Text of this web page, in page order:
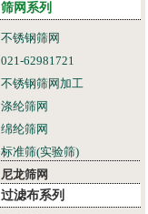
筛网系列
不锈钢筛网
021-62981721
不锈钢筛网加工
涤纶筛网
绵纶筛网
标准筛(实验筛)
尼龙筛网
过滤布系列